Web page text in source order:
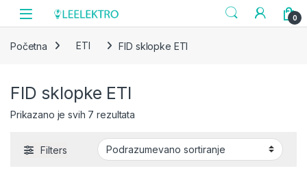
Skip to navigation
Skip to content
0
Početna ETI FID sklopke ETI
FID sklopke ETI
Prikazano je svih 7 rezultata
Filters